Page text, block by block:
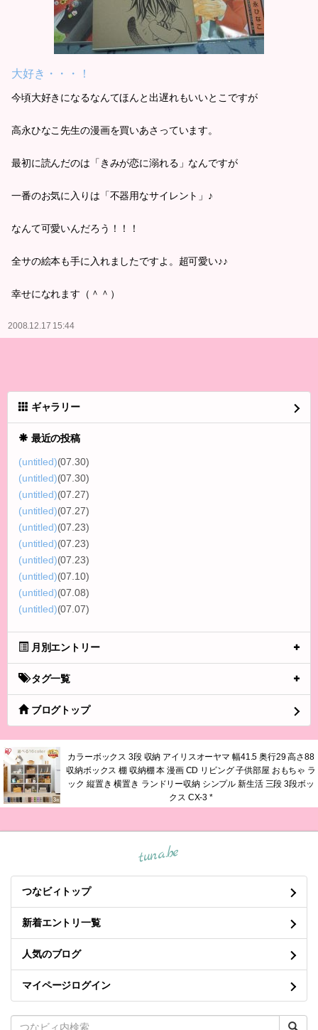
大好き・・・！
今頃大好きになるなんてほんと出遅れもいいとこですが
高永ひなこ先生の漫画を買いあさっています。
最初に読んだのは「きみが恋に溺れる」なんですが
一番のお気に入りは「不器用なサイレント」♪
なんて可愛いんだろう！！！
全サの絵本も手に入れましたですよ。超可愛い♪♪
幸せになれます（＾＾）
2008.12.17 15:44
ギャラリー
最近の投稿
(untitled)(07.30)
(untitled)(07.30)
(untitled)(07.27)
(untitled)(07.27)
(untitled)(07.23)
(untitled)(07.23)
(untitled)(07.23)
(untitled)(07.10)
(untitled)(07.08)
(untitled)(07.07)
月別エントリー
タグ一覧
ブログトップ
カラーボックス 3段 収納 アイリスオーヤマ 幅41.5 奥行29 高さ88
収納ボックス 棚 収納棚 本 漫画 CD リビング 子供部屋 おもちゃ ラ
ック 縦置き 横置き ランドリー収納 シンプル 新生活 三段 3段ボッ
クス CX-3 *
tuna.be
つなビィトップ
新着エントリ一覧
人気のブログ
マイページログイン